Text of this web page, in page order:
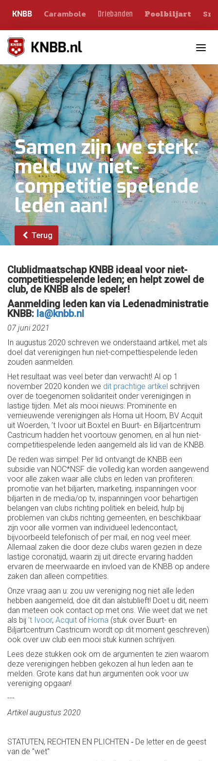
KNBB Carambole Driebanden Poolbiljart
Samen zijn we sterk:
meld uw niet-
competitie spelende
leden aan!
Terug
Clublidmaatschap KNBB ideaal voor niet-
competitiespelende leden; en helpt zowel de
club, de KNBB als de speler!
Aanmelding leden kan via Ledenadministratie
KNBB: la@knbb.nl
07 juni 2021
In augustus 2020 schreven we onderstaand artikel, met als
doel dat verenigingen hun niet-compettiespelende leden
zouden aanmelden.
Het resultaat was veel beter dan verwacht! Al op 1
november 2020 konden we dit prachtige artikel schrijven
over de toegenomen solidariteit onder verenigingen in
lastige tijden. Met als mooi nieuws: Prominente en
vernieuwende verenigingen als Horna uit Hoorn, BV Acquit
uit Woerden, ’t Ivoor uit Boxtel en Buurt- en Biljartcentrum
Castricum hadden het voortouw genomen, en al hun niet-
competitiespelende leden aangemeld als lid van de KNBB.
De reden was simpel: Per lid ontvangt de KNBB een
subsidie van NOC*NSF die volledig kan worden aangewend
voor alle zaken waar alle clubs en leden van profiteren:
promotie van het biljarten, marketing, inspanningen voor
biljarten in de media/op tv, inspanningen voor behartigen
belangen van clubs richting politiek en beleid, hulp bij
problemen van clubs richting gemeenten, en beschikbaar
zijn voor alle vormen van individueel ledencontact,
bijvoorbeeld telefonisch of per mail, en nog veel meer.
Allemaal zaken die door deze clubs waren gezien in deze
lastige coronatijd, waarin zij uit directe ervaring hadden
ervaren de meerwaarde en invloed van de KNBB op andere
zaken dan alleen competities.
Onze vraag aan u: zou uw vereniging nog niet alle leden
hebben aangemeld, doe dit dan alstublieft! Doet u dit, neem
dan meteen ook contact op met ons. Wie weet dat we net
als bij ’t Ivoor, Acquit of Horna (stuk over Buurt- en
Biljartcentrum Castricum wordt op dit moment geschreven)
ook over uw club een mooi stuk kunnen schrijven.
Lees deze stukken ook om de argumenten te zien waarom
deze verenigingen hebben gekozen al hun leden aan te
melden. Grote kans dat hun argumenten ook voor uw
vereniging opgaan!
---
Artikel augustus 2020
STATUTEN, RECHTEN EN PLICHTEN ‐ De letter en de geest
van de "wet"